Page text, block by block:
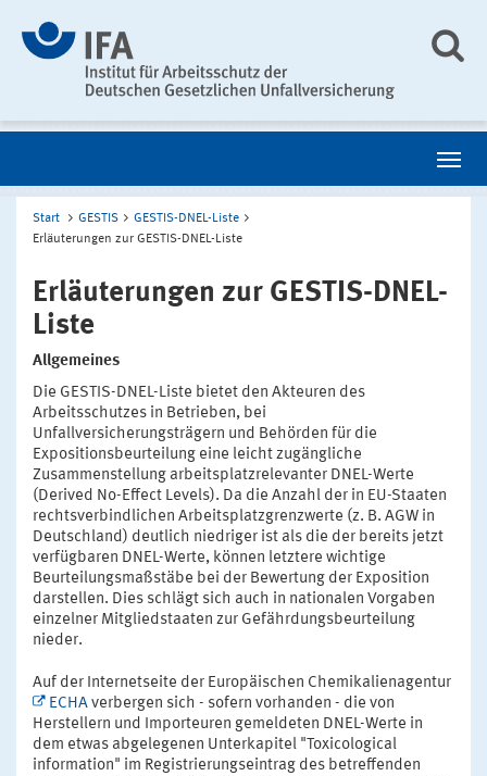
Start GESTIS
GESTIS-DNEL-Liste
Erläuterungen zur GESTIS-DNEL-Liste
Erläuterungen zur GESTIS-DNEL-
Liste
Allgemeines
Die GESTIS-DNEL-Liste bietet den Akteuren des
Arbeitsschutzes in Betrieben, bei
Unfallversicherungsträgern und Behörden für die
Expositionsbeurteilung eine leicht zugängliche
Zusammenstellung arbeitsplatzrelevanter DNEL-Werte
(Derived No-Effect Levels). Da die Anzahl der in EU-Staaten
rechtsverbindlichen Arbeitsplatzgrenzwerte (z. B. AGW in
Deutschland) deutlich niedriger ist als die der bereits jetzt
verfügbaren DNEL-Werte, können letztere wichtige
Beurteilungsmaßstäbe bei der Bewertung der Exposition
darstellen. Dies schlägt sich auch in nationalen Vorgaben
einzelner Mitgliedstaaten zur Gefährdungsbeurteilung
nieder.
Auf der Internetseite der Europäischen Chemikalienagentur
ECHA verbergen sich - sofern vorhanden - die von
Herstellern und Importeuren gemeldeten DNEL-Werte in
dem etwas abgelegenen Unterkapitel "Toxicological
information" im Registrierungseintrag des betreffenden